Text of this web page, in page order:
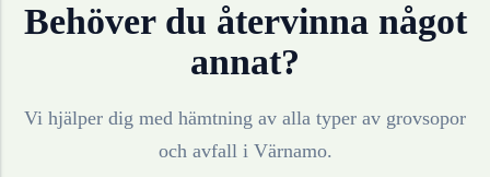
Behöver du återvinna något
annat?
Vi hjälper dig med hämtning av alla typer av grovsopor
och avfall i Värnamo.